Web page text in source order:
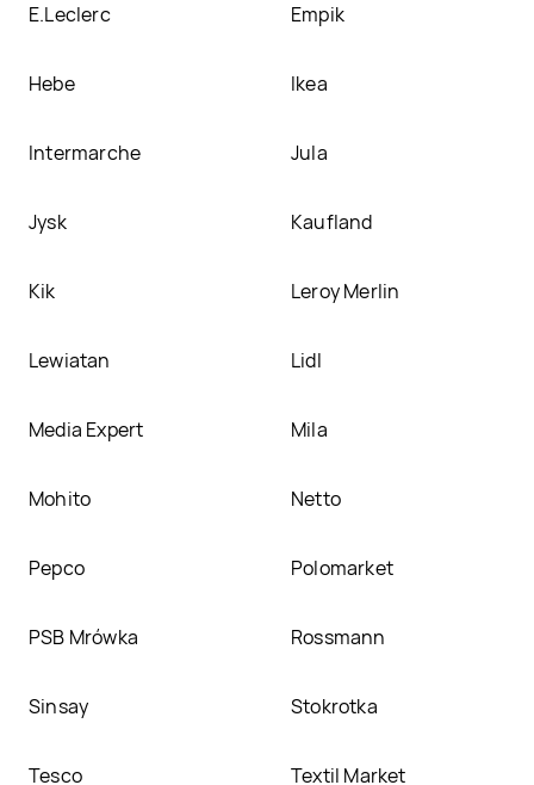
E.Leclerc Empik
Hebe Ikea
Intermarche Jula
Jysk Kaufland
Kik Leroy Merlin
Lewiatan Lidl
Media Expert Mila
Mohito Netto
Pepco Polomarket
PSB Mrówka Rossmann
Sinsay Stokrotka
Tesco Textil Market